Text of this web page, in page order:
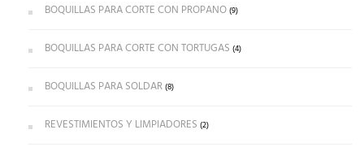
BOQUILLAS PARA CORTE CON PROPANO(9)
BOQUILLAS PARA CORTE CON TORTUGAS (4)
BOQUILLAS PARA SOLDAR(8)
REVESTIMIENTOS Y LIMPIADORES (2)